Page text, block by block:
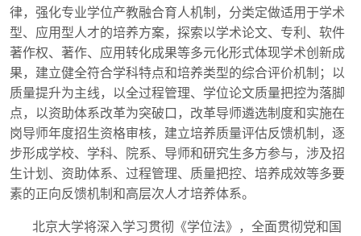
律，强化专业学位产教融合育人机制，分类定做适用于学术
型、应用型人才的培养方案，探索以学术论文、专利、软件
著作权、著作、应用转化成果等多元化形式体现学术创新成
果，建立健全符合学科特点和培养类型的综合评价机制；以
质量提升为主线，以全过程管理、学位论文质量把控为落脚
点，以资助体系改革为突破口，改革导师遴选制度和实施在
岗导师年度招生资格审核，建立培养质量评估反馈机制，逐
步形成学校、学科、院系、导师和研究生多方参与，涉及招
生计划、资助体系、过程管理、质量把控、培养成效等多要
素的正向反馈机制和高层次人才培养体系。
北京大学将深入学习贯彻《学位法》，全面贯彻党和国